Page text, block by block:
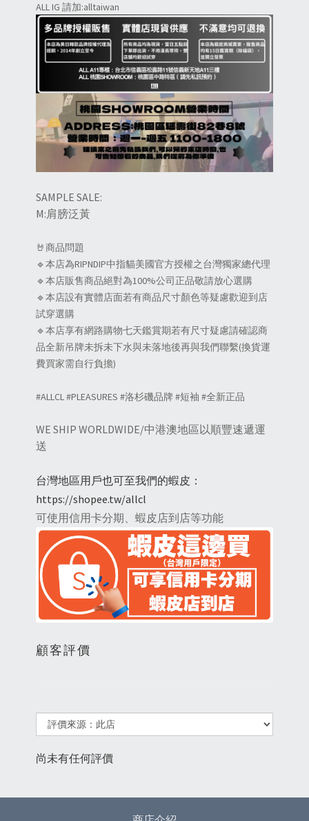
ALL IG 請加:alltaiwan
SAMPLE SALE:
M:肩膀泛黃
🤘商品問題
🔹本店為RIPNDIP中指貓美國官方授權之台灣獨家總代理
🔹本店販售商品絕對為100%公司正品敬請放心選購
🔹本店設有實體店面若有商品尺寸顏色等疑慮歡迎到店
試穿選購
🔹本店享有網路購物七天鑑賞期若有尺寸疑慮請確認商
品全新吊牌未拆未下水與未落地後再與我們聯繫(換貨運
費買家需自行負擔)
#ALLCL #PLEASURES #洛杉磯品牌 #短袖 #全新正品
WE SHIP WORLDWIDE/中港澳地區以順豐速遞運
送
台灣地區用戶也可至我們的蝦皮：
https://shopee.tw/allcl
可使用信用卡分期、蝦皮店到店等功能
顧客評價
尚未有任何評價